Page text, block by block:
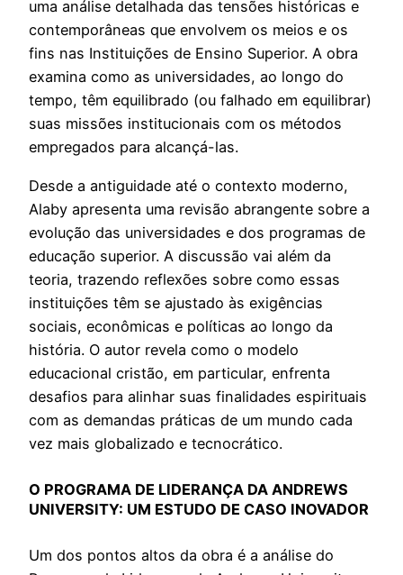
uma análise detalhada das tensões históricas e
contemporâneas que envolvem os meios e os
fins nas Instituições de Ensino Superior. A obra
examina como as universidades, ao longo do
tempo, têm equilibrado (ou falhado em equilibrar)
suas missões institucionais com os métodos
empregados para alcançá-las.
Desde a antiguidade até o contexto moderno,
Alaby apresenta uma revisão abrangente sobre a
evolução das universidades e dos programas de
educação superior. A discussão vai além da
teoria, trazendo reflexões sobre como essas
instituições têm se ajustado às exigências
sociais, econômicas e políticas ao longo da
história. O autor revela como o modelo
educacional cristão, em particular, enfrenta
desafios para alinhar suas finalidades espirituais
com as demandas práticas de um mundo cada
vez mais globalizado e tecnocrático.
O PROGRAMA DE LIDERANÇA DA ANDREWS
UNIVERSITY: UM ESTUDO DE CASO INOVADOR
Um dos pontos altos da obra é a análise do